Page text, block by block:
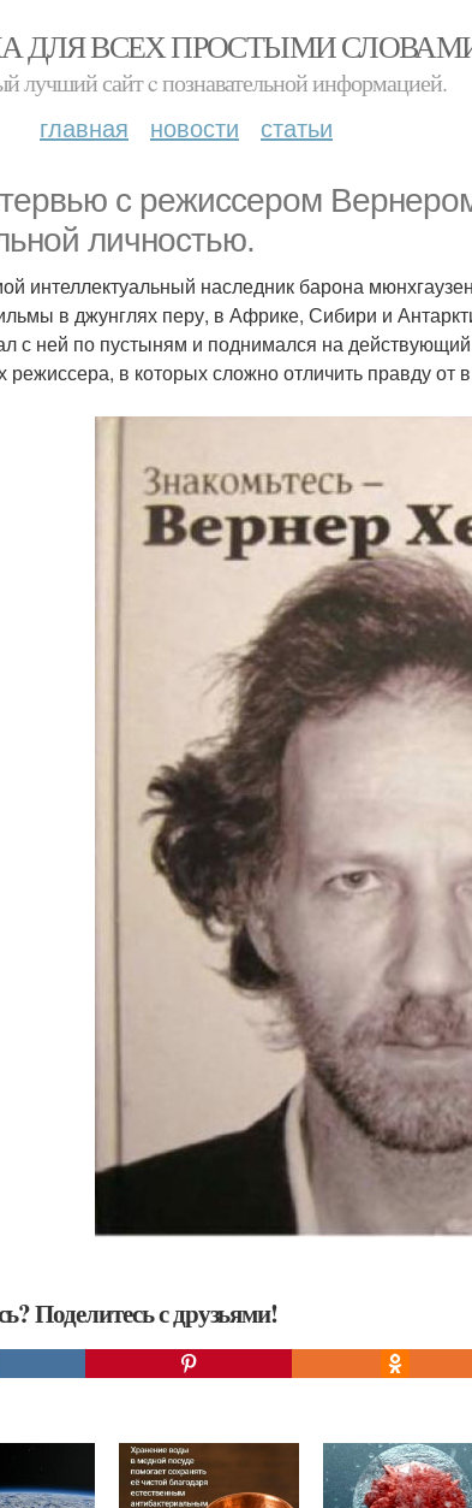
ДЛЯ ВСЕХ ПРОСТЫМИ
лучший сайт c познавательной информацией.
главная новости статьи
с режиссером
личностью.
интеллектуальный наследник барона
в джунглях перу, в Африке, Сибири и
с ней по пустыням и поднимался на
режиссера, в которых сложно отличить правду
Поделитесь с друзьями!